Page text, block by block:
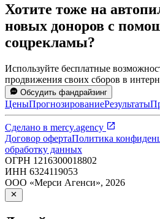
Хотите тоже на
новых доноров с
соцрекламы?
Используйте бесплатные
продвижения своих сборов в
Обсудить фандрайзинг
ЦеныПрогнозированиеРезультаты
Сделано в mercy.agency
Договор офертаПолитика
обработку данных
ОГРН 1216300018802
ИНН 6324119053
ООО «Мерси Агенси», 2026